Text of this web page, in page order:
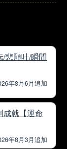
悲願叶/瞬間
年8月6月追加
成就【運命
年8月3月追加